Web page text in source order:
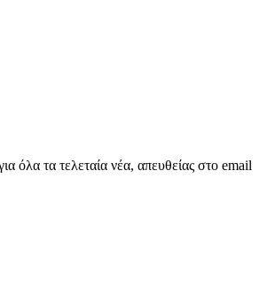
όλα τα τελεταία νέα, απευθείας στο email